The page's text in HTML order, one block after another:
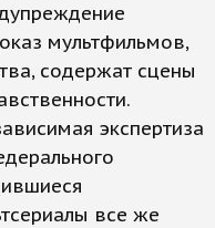
мультфильмов,
содержат сцены
экспертиза
все же